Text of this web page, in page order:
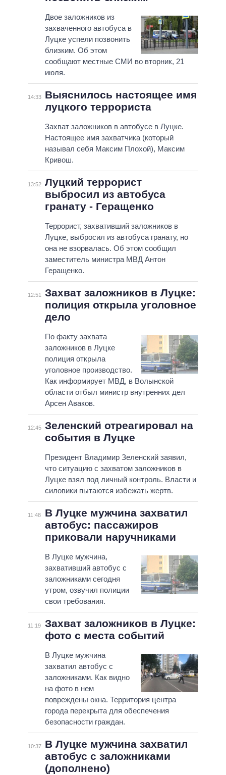
Двое заложников из
захваченного автобуса в
Луцке успели позвонить
близким. Об этом
сообщают местные СМИ во вторник, 21
июля.
14:33
Выяснилось настоящее имя
луцкого террориста
Захват заложников в автобусе в Луцке.
Настоящее имя захватчика (который
называл себя Максим Плохой), Максим
Кривош.
13:52 Луцкий террорист
выбросил из автобуса
гранату - Геращенко
Террорист, захвативший заложников в
Луцке, выбросил из автобуса гранату, но
она не взорвалась. Об этом сообщил
заместитель министра МВД Антон
Геращенко.
12:51
Захват заложников в Луцке:
полиция открыла уголовное
дело
По факту захвата
заложников в Луцке
полиция открыла
уголовное производство.
Как информирует МВД, в Волынской
области отбыл министр внутренних дел
Арсен Аваков.
12:45 Зеленский отреагировал на
события в Луцке
Президент Владимир Зеленский заявил,
что ситуацию с захватом заложников в
Луцке взял под личный контроль. Власти и
силовики пытаются избежать жертв.
11:48
В Луцке мужчина захватил
автобус: пассажиров
приковали наручниками
В Луцке мужчина,
захвативший автобус с
заложниками сегодня
утром, озвучил полиции
свои требования.
11:19
Захват заложников в Луцке:
фото с места событий
В Луцке мужчина
захватил автобус с
заложниками. Как видно
на фото в нем
повреждены окна. Территория центра
города перекрыта для обеспечения
безопасности граждан.
10:37
В Луцке мужчина захватил
автобус с заложниками
(дополнено)